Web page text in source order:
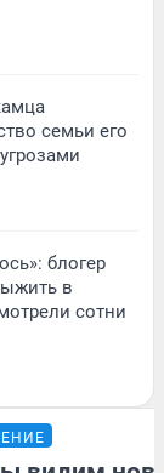
семьи его
блогер
в
сотни